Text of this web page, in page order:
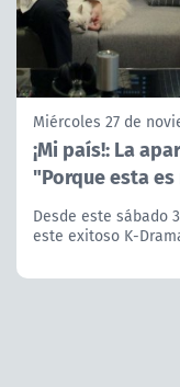
Miércoles 27 de
¡Mi país!: La
"Porque esta
Desde este sábado
este exitoso K-